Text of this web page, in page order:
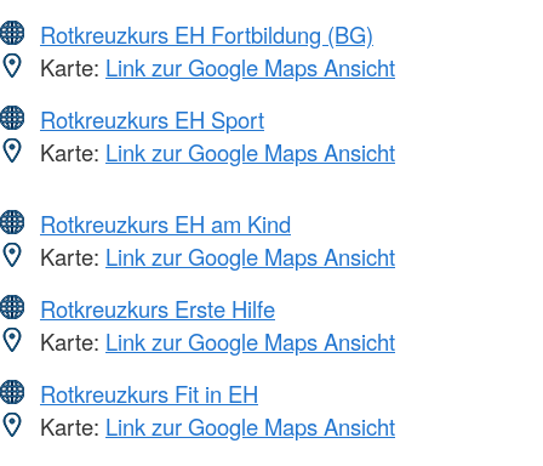
Rotkreuzkurs EH Fortbildung (BG)
Karte: Link zur Google Maps Ansicht
Rotkreuzkurs EH Sport
Karte: Link zur Google Maps Ansicht
Rotkreuzkurs EH am Kind
Karte: Link zur Google Maps Ansicht
Rotkreuzkurs Erste Hilfe
Karte: Link zur Google Maps Ansicht
Rotkreuzkurs Fit in EH
Karte: Link zur Google Maps Ansicht